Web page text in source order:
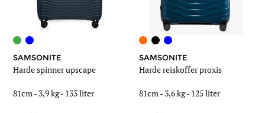
SAMSONITE
Harde spinner upscape
81cm - 3,9 kg- 133 liter
SAMSONITE
Harde reiskoffer proxis
81cm - 3,6 kg- 125 liter